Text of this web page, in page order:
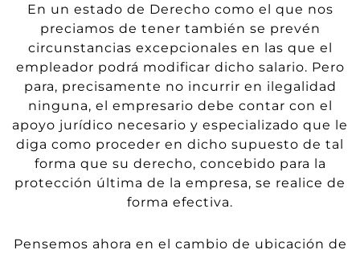
En un estado de Derecho como el que nos
preciamos de tener también se prevén
circunstancias excepcionales en las que el
empleador podrá modificar dicho salario. Pero
para, precisamente no incurrir en ilegalidad
ninguna, el empresario debe contar con el
apoyo jurídico necesario y especializado que le
diga como proceder en dicho supuesto de tal
forma que su derecho, concebido para la
protección última de la empresa, se realice de
forma efectiva.
Pensemos ahora en el cambio de ubicación de